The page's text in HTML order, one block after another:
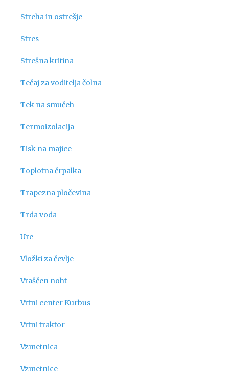
Streha in ostrešje
Stres
Strešna kritina
Tečaj za voditelja čolna
Tek na smučeh
Termoizolacija
Tisk na majice
Toplotna črpalka
Trapezna pločevina
Trda voda
Ure
Vložki za čevlje
Vraščen noht
Vrtni center Kurbus
Vrtni traktor
Vzmetnica
Vzmetnice